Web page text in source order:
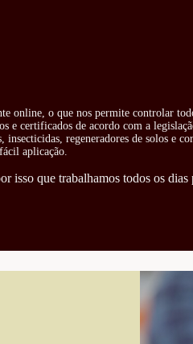
online, o que nos permite controlar
e certificados de acordo com a
regeneradores de solos e
aplicação.
que trabalhamos todos os